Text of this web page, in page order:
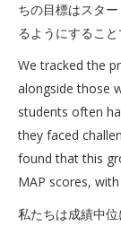
ちの目標はスタ
るようにすること
We tracked the
alongside those
students often
they faced
found that this
MAP scores,
私たちは成績中